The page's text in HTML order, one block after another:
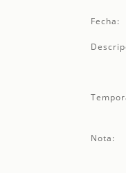
Fecha:
Nota: